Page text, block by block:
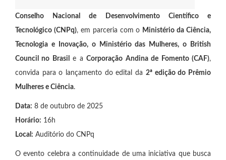
Conselho Nacional de Desenvolvimento Científico e
Tecnológico (CNPq), em parceria com o Ministério da Ciência,
Tecnologia e Inovação, o Ministério das Mulheres, o British
Council no Brasil
e aCorporação Andina de Fomento (CAF),
convida para o lançamento do edital da 2ª edição do Prêmio
Mulheres e Ciência.
Data: 8 de outubro de 2025
Horário: 16h
Local: Auditório do CNPq
O evento celebra a continuidade de uma iniciativa que busca